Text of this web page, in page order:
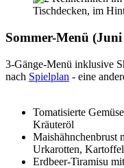
Sommer-Menü
3-Gänge-Menü inklusive
nach Spielplan - eine
Tomatisierte
Kräuteröl
Maishähnchenbrust
Urkarotten,
Erdbeer-Tiramisu